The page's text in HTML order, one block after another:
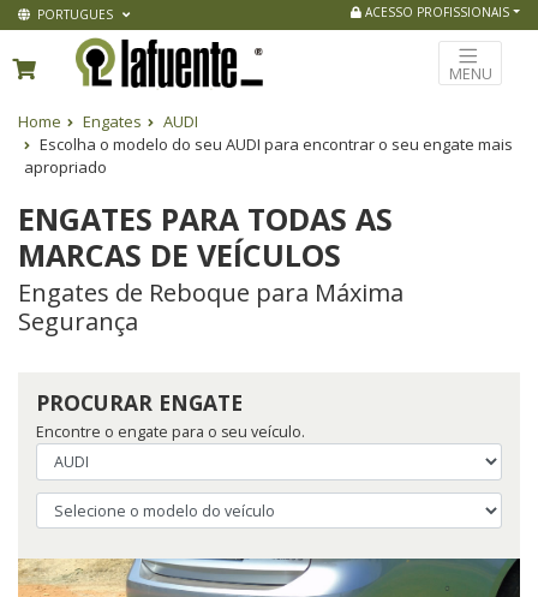
PORTUGUES ACESSO PROFISSIONAIS
MENU
Home Engates
AUDI
Escolha o modelo do seu AUDI para encontrar o seu engate mais
apropriado
ENGATES PARA TODAS AS
MARCAS DE VEÍCULOS
Engates de Reboque para Máxima
Segurança
PROCURAR ENGATE
Encontre o engate para o seu veículo.